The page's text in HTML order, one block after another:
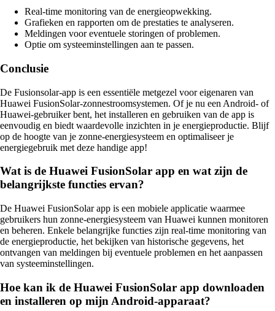
Real-time monitoring van de energieopwekking.
Grafieken en rapporten om de prestaties te analyseren.
Meldingen voor eventuele storingen of problemen.
Optie om systeeminstellingen aan te passen.
Conclusie
De Fusionsolar-app is een essentiële metgezel voor eigenaren van
Huawei FusionSolar-zonnestroomsystemen. Of je nu een Android- of
Huawei-gebruiker bent, het installeren en gebruiken van de app is
eenvoudig en biedt waardevolle inzichten in je energieproductie. Blijf
op de hoogte van je zonne-energiesysteem en optimaliseer je
energiegebruik met deze handige app!
Wat is de Huawei FusionSolar app en wat zijn de
belangrijkste functies ervan?
De Huawei FusionSolar app is een mobiele applicatie waarmee
gebruikers hun zonne-energiesysteem van Huawei kunnen monitoren
en beheren. Enkele belangrijke functies zijn real-time monitoring van
de energieproductie, het bekijken van historische gegevens, het
ontvangen van meldingen bij eventuele problemen en het aanpassen
van systeeminstellingen.
Hoe kan ik de Huawei FusionSolar app downloaden
en installeren op mijn Android-apparaat?